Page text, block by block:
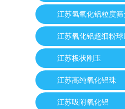
江苏氢氧化铝粒度筛
江苏氧化铝超细粉球
江苏板状刚玉
江苏高纯氧化铝珠
江苏吸附氧化铝